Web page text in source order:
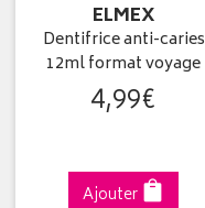
ELMEX
Dentifrice anti-caries
12ml format voyage
4,99€
Ajouter